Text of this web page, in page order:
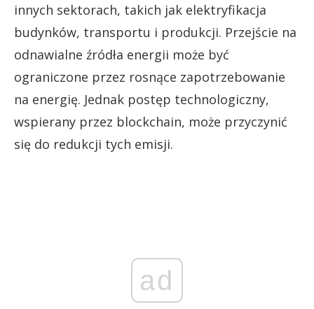
innych sektorach, takich jak elektryfikacja
budynków, transportu i produkcji. Przejście na
odnawialne źródła energii może być
ograniczone przez rosnące zapotrzebowanie
na energię. Jednak postęp technologiczny,
wspierany przez blockchain, może przyczynić
się do redukcji tych emisji.
ad